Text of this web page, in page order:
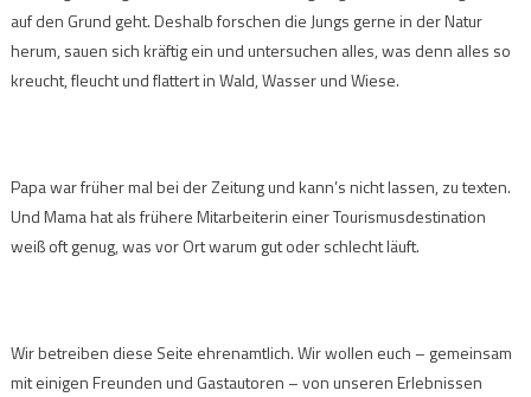
auf den Grund geht. Deshalb forschen die Jungs gerne in der Natur
herum, sauen sich kräftig ein und untersuchen alles, was denn alles so
kreucht, fleucht und flattert in Wald, Wasser und Wiese.
Papa war früher mal bei der Zeitung und kann’s nicht lassen, zu texten.
Und Mama hat als frühere Mitarbeiterin einer Tourismusdestination
weiß oft genug, was vor Ort warum gut oder schlecht läuft.
Wir betreiben diese Seite ehrenamtlich. Wir wollen euch – gemeinsam
mit einigen Freunden und Gastautoren – von unseren Erlebnissen